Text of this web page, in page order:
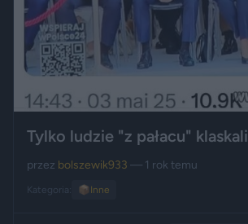
Tylko ludzie "z pałacu" klaskali
przez bolszewik933 — 1 rok temu
Kategoria: 📦 Inne